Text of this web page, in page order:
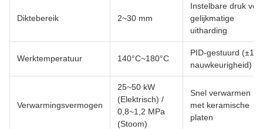
Diktebereik 2~30 mm
Instelbare druk
gelijkmatige
uitharding
Werktemperatuur 140°C~180°C
PID-gestuurd (±1°C
nauwkeurigheid)
Verwarmingsvermogen
25~50 kW
(Elektrisch) /
0,8~1,2 MPa
(Stoom)
Snel verwarmen
met keramische
platen